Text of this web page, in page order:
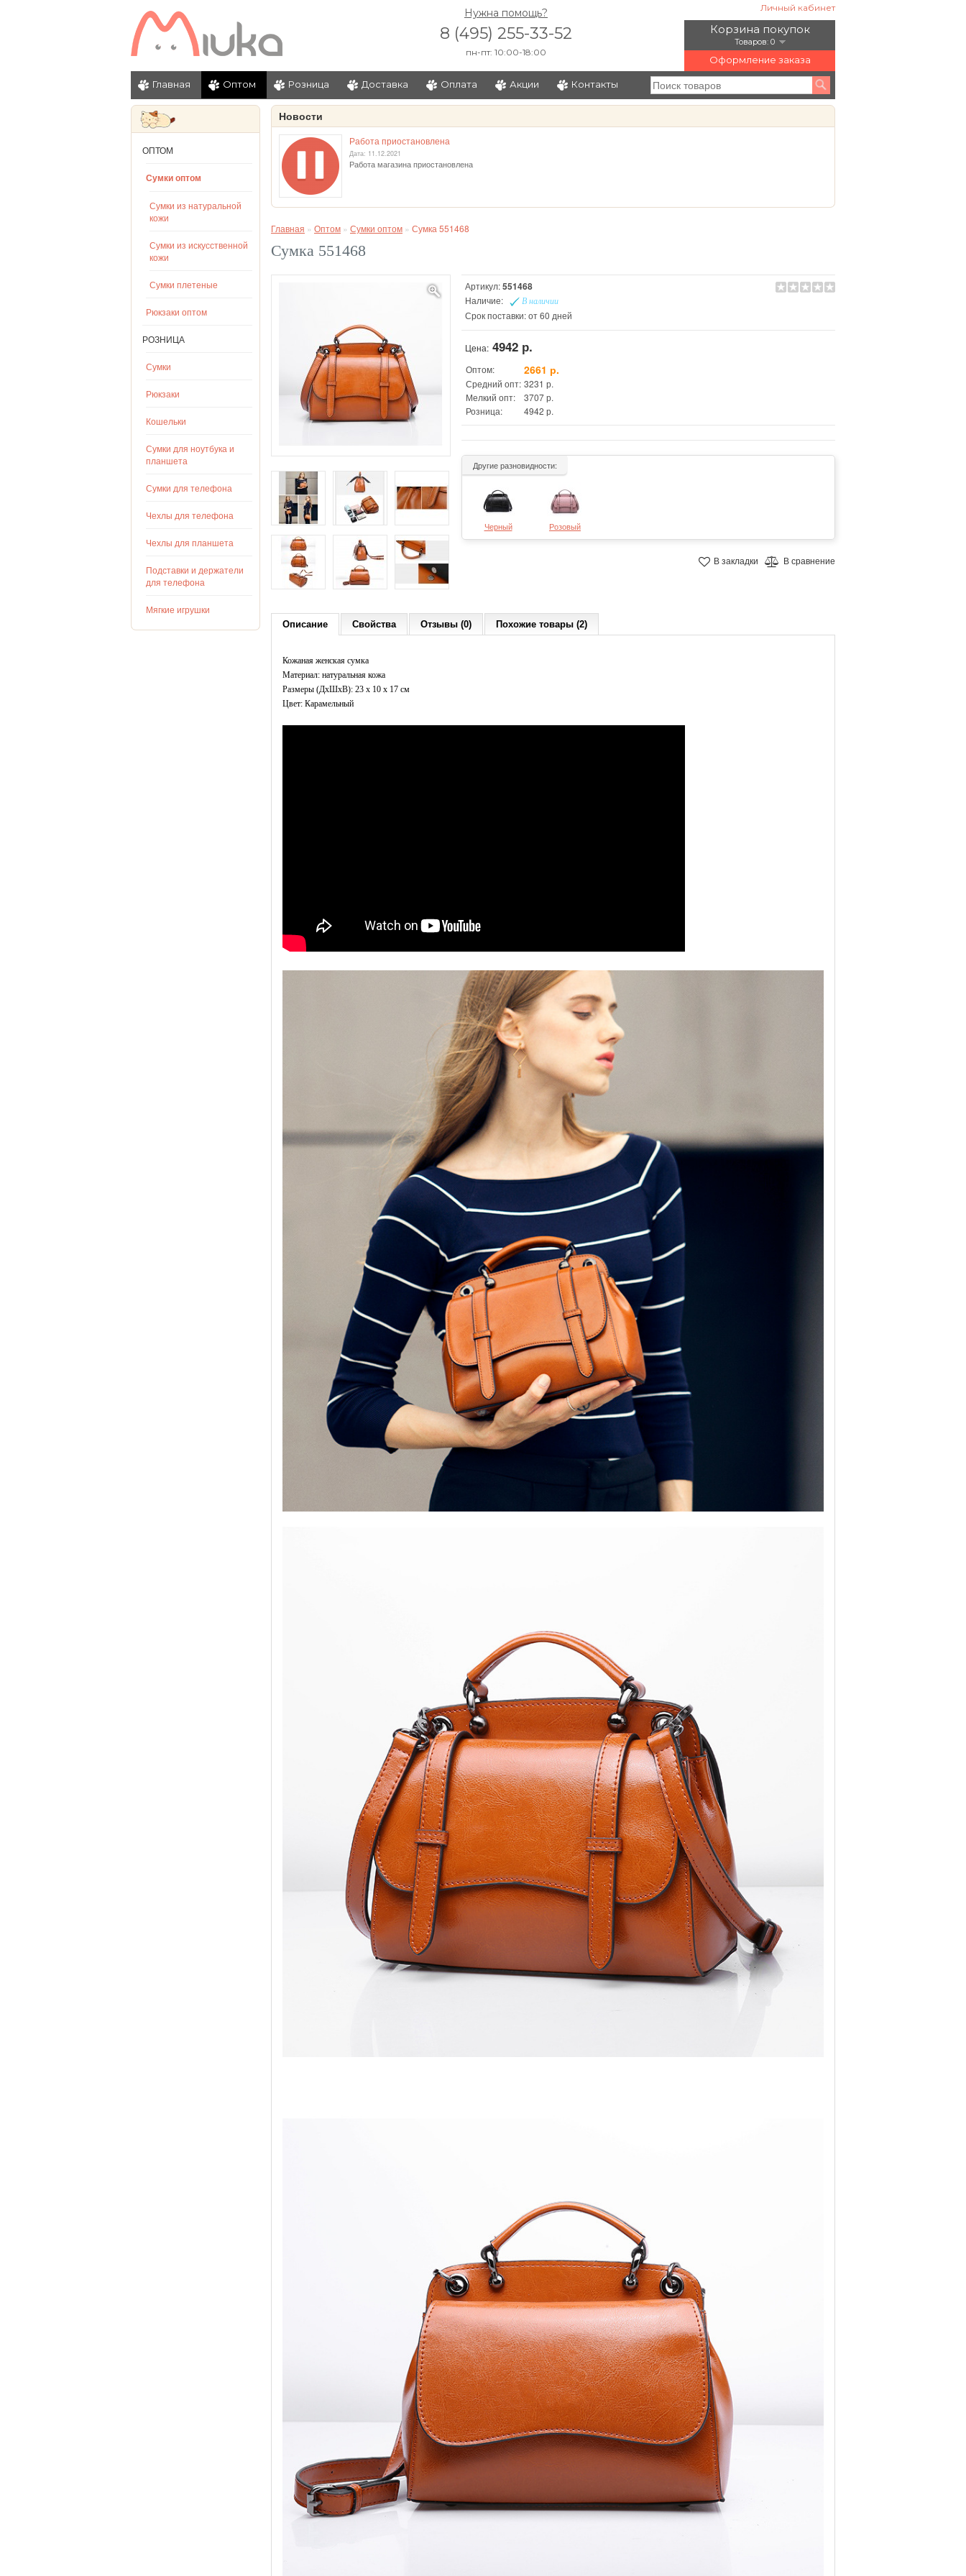
Личный кабинет
Корзина покупок
Товаров: 0
Оформление заказа
Нужна помощь?
8 (495) 255-33-52
пн-пт: 10:00-18:00
Главная Оптом Розница Доставка Оплата Акции Контакты
ОПТОМ
Сумки оптом
Сумки из натуральной
кожи
Сумки из искусственной
кожи
Сумки плетеные
Рюкзаки оптом
РОЗНИЦА
Сумки
Рюкзаки
Кошельки
Сумки для ноутбука и
планшета
Сумки для телефона
Чехлы для телефона
Чехлы для планшета
Подставки и держатели
для телефона
Мягкие игрушки
Новости
Работа приостановлена
Дата: 11.12.2021
Работа магазина приостановлена
Главная » Оптом » Сумки оптом » Сумка 551468
Сумка 551468
Артикул:551468
Наличие: В наличии
Срок поставки: от 60 дней
Цена: 4942 р.
Оптом: 2661 р.
Средний опт: 3231 р.
Мелкий опт:
3707 р.
Розница:
4942 р.
Другие разновидности:
Черный Розовый
В закладки В сравнение
Описание Свойства Отзывы (0) Похожие товары (2)
Кожаная женская сумка
Материал: натуральная кожа
Размеры (ДxШхВ): 23 x 10 x 17 см
Цвет: Карамельный